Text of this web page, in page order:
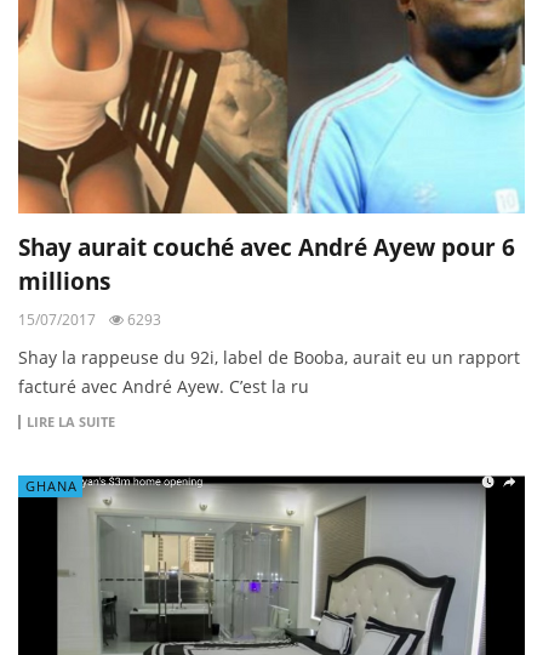
Shay aurait couché avec André Ayew pour 6
millions
15/07/2017 6293
Shay la rappeuse du 92i, label de Booba, aurait eu un rapport
facturé avec André Ayew. C’est la ru
LIRE LA SUITE
GHANA